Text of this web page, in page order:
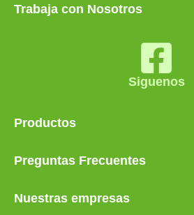
Trabaja con Nosotros
Siguenos
Productos
Preguntas Frecuentes
Nuestras empresas